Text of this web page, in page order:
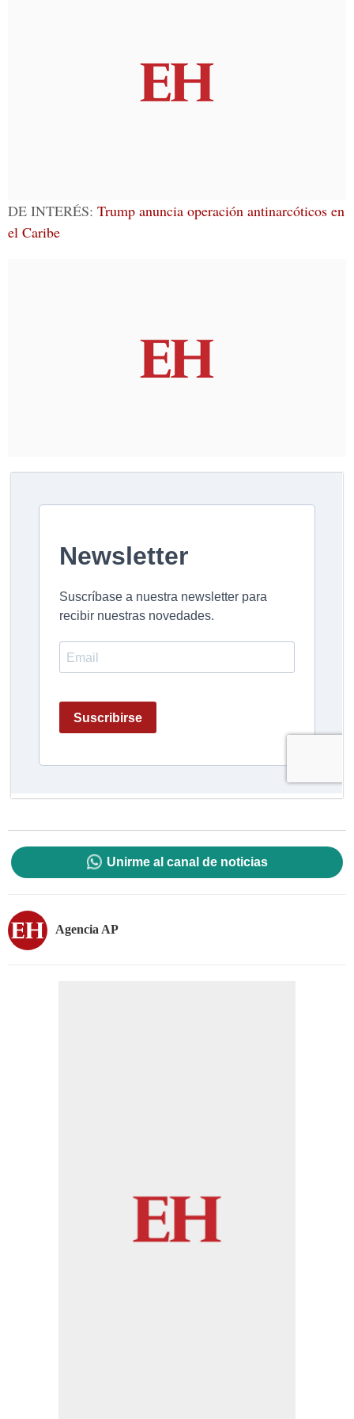
DE INTERÉS: Trump anuncia operación antinarcóticos en
el Caribe
Unirme al canal de noticias
Agencia AP